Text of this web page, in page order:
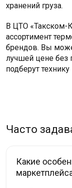
хранений груза.
В ЦТО «Такском-
ассортимент
брендов. Вы
лучшей цене без
подберут
Часто
Какие